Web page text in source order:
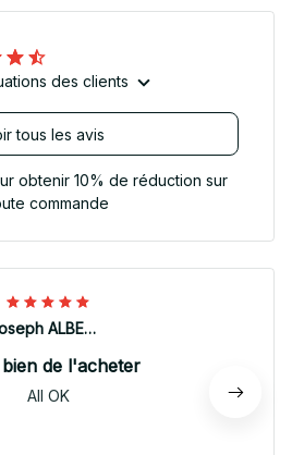
des clients
tous les avis
obtenir 10% de réduction sur
commande
Joseph ALBERTINI
de l'acheter
All OK